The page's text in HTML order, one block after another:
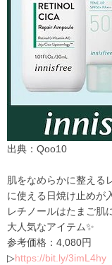
出典：Qoo10
肌をなめらかに整える
に使える日焼け止めが
レチノールはたまご肌
大人気なアイテム✨
参考価格： 4,080円
▷https://bit.ly/3imL4hy